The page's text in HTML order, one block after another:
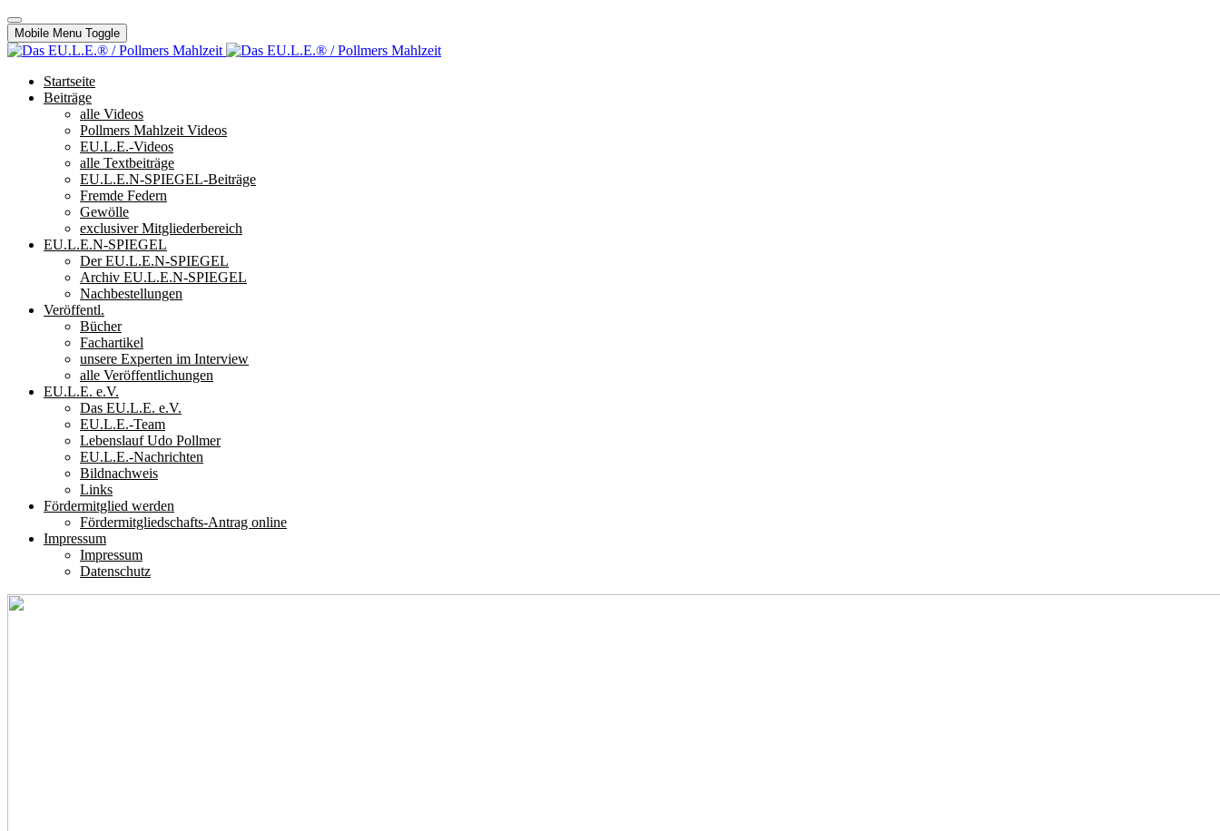
Mobile Menu Toggle
Startseite
Beiträge
alle Videos
Pollmers Mahlzeit Videos
EU.L.E.-Videos
alle Textbeiträge
EU.L.E.N-SPIEGEL-Beiträge
Fremde Federn
Gewölle
exclusiver Mitgliederbereich
EU.L.E.N-SPIEGEL
Der EU.L.E.N-SPIEGEL
Archiv EU.L.E.N-SPIEGEL
Nachbestellungen
Veröffentl.
Bücher
Fachartikel
unsere Experten im Interview
alle Veröffentlichungen
EU.L.E. e.V.
Das EU.L.E. e.V.
EU.L.E.-Team
Lebenslauf Udo Pollmer
EU.L.E.-Nachrichten
Bildnachweis
Links
Fördermitglied werden
Fördermitgliedschafts-Antrag online
Impressum
Impressum
Datenschutz